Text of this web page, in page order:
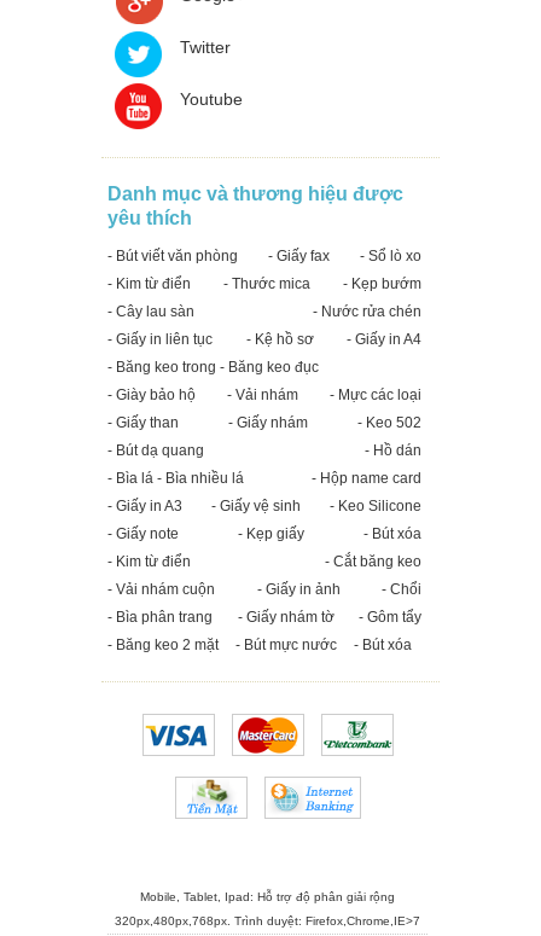
Twitter
Youtube
Danh mục và thương hiệu được
yêu thích
- Bút viết văn phòng - Giấy fax
- Sổ lò xo
- Kim từ điển
- Thước mica
- Kẹp bướm
- Cây lau sàn
- Nước rửa chén
- Giấy in liên tục
- Kệ hồ sơ
- Giấy in A4
- Băng keo trong - Băng keo đục
- Giày bảo hộ
- Vải nhám
- Mực các loại
- Giấy than
- Giấy nhám
- Keo 502
- Bút dạ quang
- Hồ dán
- Bìa lá - Bìa nhiều lá
- Hộp name card
- Giấy in A3
- Giấy vệ sinh
- Keo Silicone
- Giấy note
- Kẹp giấy
- Bút xóa
- Kim từ điển
- Cắt băng keo
- Vải nhám cuộn
- Giấy in ảnh
- Chổi
- Bìa phân trang
- Giấy nhám tờ
- Gôm tẩy
- Băng keo 2 mặt
- Bút mực nước - Bút xóa
Mobile, Tablet, Ipad: Hỗ trợ độ phân giải rộng
320px,480px,768px. Trình duyệt: Firefox Chrome IE>7